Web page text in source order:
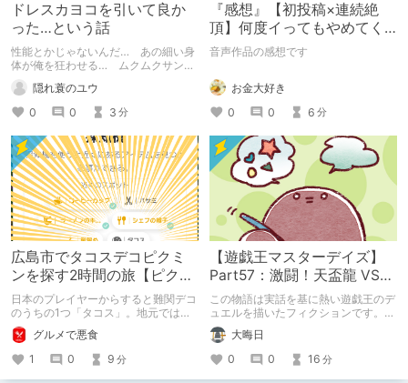
ドレスカヨコを引いて良か
った…という話
性能とかじゃないんだ… あの細い身
体が俺を狂わせる… ムクムクサンク
トゥムタワーになることもあるけれど
どちらかと言えば、抱き寄せて心のま
まに頭を撫でてあげて、先生…うれし
いけど髪が乱れちゃうからほどほどに
ってたしなめられたい！！！あの真っ
白な肌が少し赤らんでしまってもお構
いなしに耳元で囁くようにぽつぽつと
他愛のない話をしたい！！！どうしよ
うもなく大きく早く刻まれる鼓動を感
づかれないように距離を取ろうとする
カヨコに少し悲しげな顔をして困らせ
たい！！ピアスをしていない左耳に何
の気なしに触れてびっくりさ（以下略
隠れ蓑のユウ
0
0 3 分
『感想』【初投稿×連続絶
頂】何度イってもやめてく
れない嫉妬彼氏に激責めさ
音声作品の感想です
お金大好き
0
0 6 分
広島市でタコスデコピクミ
ンを探す2時間の旅【ピクミ
ンブルーム / Pikmin
Bloom】
日本のプレイヤーからすると難関デコ
のうちの1つ「タコス」。地元では見
つけられなかった男が広島で探す旅を
お送りします。ねくすと5月のテーマ
「お出かけの記録」。
グルメで悪食
1
0 9 分
【遊戯王マスターデイズ】
Part57：激闘！天盃龍 VS
千年D【架空デュエル】
この物語は実話を基に熱い遊戯王のデ
ュエルを描いたフィクションです。
（自分用メモ：2025-05-14）
大晦日
0
0 16 分